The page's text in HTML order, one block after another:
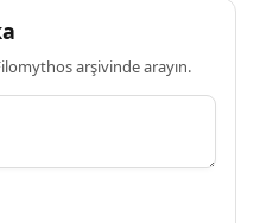
arşivinde arayın.